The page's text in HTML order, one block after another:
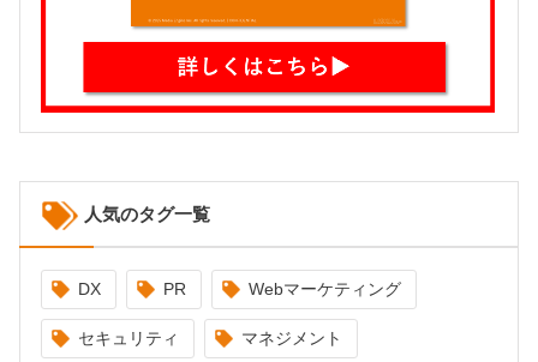
人気のタグ一覧
DX PR Webマーケティング
セキュリティ マネジメント